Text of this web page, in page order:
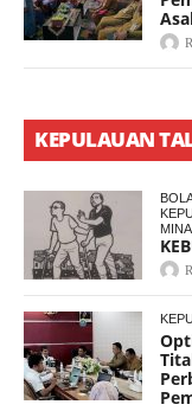
KEPULAUAN